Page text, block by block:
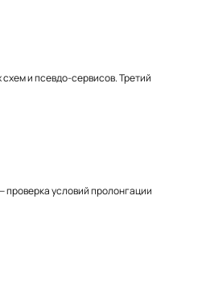
и псевдо-сервисов. Третий
проверка условий пролонгации